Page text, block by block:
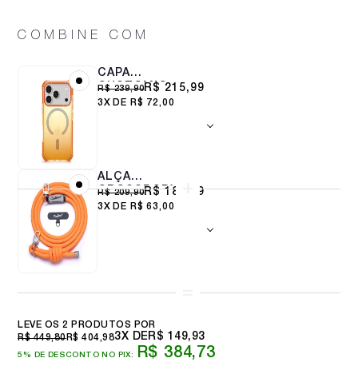
COMBINE COM
CAPA
CUSTOMIC
PARA IPHONE 17
R$ 239,90R$ 215,99
3X R$ 72,00
ALÇA
CROSSBODY
8MM SWEET
R$ 209,90R$ 188,99
3X R$ 63,00
LEVE OS 2 PRODUTOS
R$ 449,80R$ 404,98
5% DE DESCONTO NO PIX: R$ 384,73
3X R$ 149,93